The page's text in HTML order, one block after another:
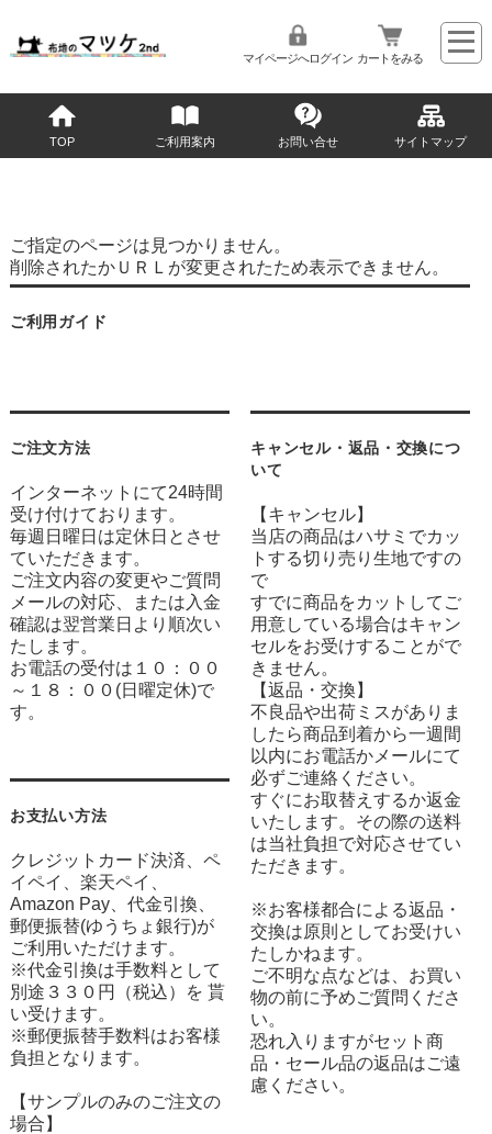
マイページへログイン カートをみる
TOP ご利用案内 お問い合せ サイトマップ
ご指定のページは見つかりません。
削除されたかＵＲＬが変更されたため表示できません。
ご利用ガイド
ご注文方法
インターネットにて24時間
受け付けております。
毎週日曜日は定休日とさせ
ていただきます。
ご注文内容の変更やご質問
メールの対応、または入金
確認は翌営業日より順次い
たします。
お電話の受付は１０：００
～１８：００(日曜定休)で
す。
お支払い方法
クレジットカード決済、ペ
イペイ、楽天ペイ、
Amazon Pay、代金引換、
郵便振替(ゆうちょ銀行)が
ご利用いただけます。
※代金引換は手数料として
別途３３０円（税込）を 貰
い受けます。
※郵便振替手数料はお客様
負担となります。
【サンプルのみのご注文の
場合】
キャンセル・返品・交換につ
いて
【キャンセル】
当店の商品はハサミでカッ
トする切り売り生地ですの
で
すでに商品をカットしてご
用意している場合はキャン
セルをお受けすることがで
きません。
【返品・交換】
不良品や出荷ミスがありま
したら商品到着から一週間
以内にお電話かメールにて
必ずご連絡ください。
すぐにお取替えするか返金
いたします。その際の送料
は当社負担で対応させてい
ただきます。
※お客様都合による返品・
交換は原則としてお受けい
たしかねます。
ご不明な点などは、お買い
物の前に予めご質問くださ
い。
恐れ入りますがセット商
品・セール品の返品はご遠
慮ください。